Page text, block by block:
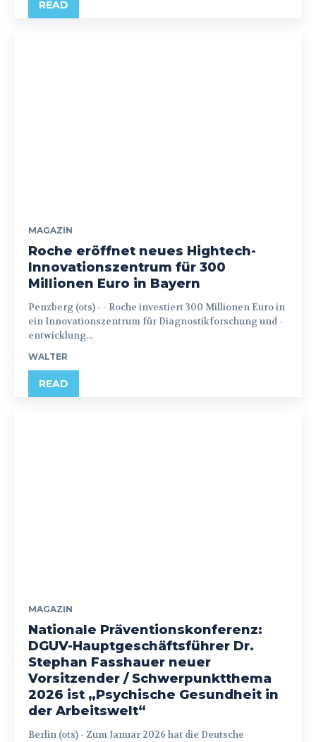
READ
MAGAZIN
Roche eröffnet neues Hightech-
Innovationszentrum für 300
Millionen Euro in Bayern
Penzberg (ots) - - Roche investiert 300 Millionen Euro in
ein Innovationszentrum für Diagnostikforschung und -
entwicklung...
WALTER
READ
MAGAZIN
Nationale Präventionskonferenz:
DGUV-Hauptgeschäftsführer Dr.
Stephan Fasshauer neuer
Vorsitzender / Schwerpunktthema
2026 ist „Psychische Gesundheit in
der Arbeitswelt“
Berlin (ots) - Zum Januar 2026 hat die Deutsche